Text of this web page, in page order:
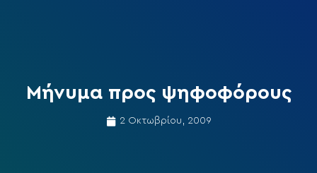
Μήνυμα προς ψηφοφόρους
2 Οκτωβρίου, 2009